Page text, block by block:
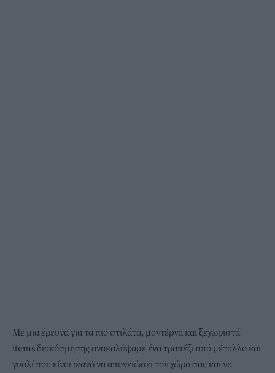
Με μια έρευνα για τα πιο στιλάτα, μοντέρνα και ξεχωριστά
items διακόσμησης ανακαλύψαμε ένα τραπέζι από μέταλλο και
γυαλί που είναι ικανό να απογειώσει τον χώρο σας και να